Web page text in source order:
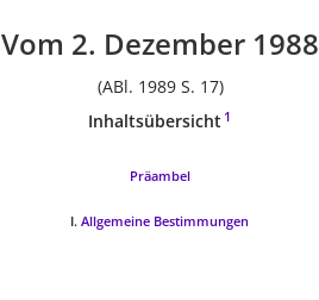
Vom 2. Dezember 1988
(ABl. 1989 S. 17)
Inhaltsübersicht 1
Präambel
I.Allgemeine Bestimmungen